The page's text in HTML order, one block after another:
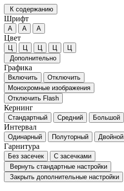
К содержанию
Шрифт
А А А
Цвет
Ц Ц Ц Ц
Ц
Дополнительно
Графика
Включить
Отключить
Монохромные изображения
Отключить Flash
Кернинг
Стандартный Средний Большой
Интервал
Одинарный Полуторный Двойной
Гарнитура
Без засечек
С засечками
Вернуть стандартные настройки
Закрыть дополнительные настройки